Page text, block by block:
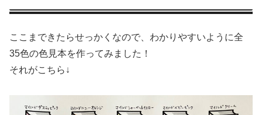
ここまできたらせっかくなので、わかりやすいように全
35色の色見本を作ってみました！
それがこちら↓